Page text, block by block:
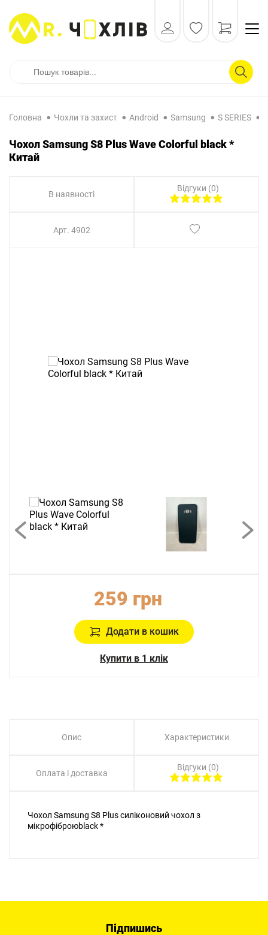
Головна Чохли та захист Android Samsung S SERIES
Чохол Samsung S8 Plus Wave Colorful black *
Китай
В наявності
Відгуки (0)
Арт. 4902
259 грн
Додати в кошик
Купити в 1 клік
Опис Характеристики
Оплата і доставка
Відгуки (0)
Чохол Samsung S8 Plus силіконовий чохол з
мікрофіброюblack *
Підпишись